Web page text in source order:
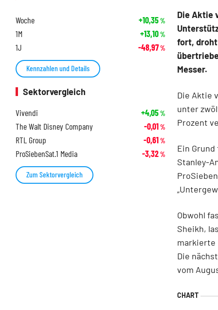
Die Aktie
fort,
Messer.
Die Aktie
unter
Prozent
Ein
Stanley-
Obwohl
Sheikh,
markierte
Die
vom
Woche +10,35%
1M +13,10%
1J -48,97%
Kennzahlen und Details
Sektorvergleich
Vivendi
+4,05%
The Walt Disney Company -0,01%
RTL Group -0,61%
ProSiebenSat.1 Media -3,32%
Zum Sektorvergleich